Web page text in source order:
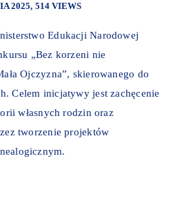
2025 514 VIEWS
Edukacji Narodowej
„Bez korzeni nie
Ojczyzna”, skierowanego do
Celem inicjatywy jest zachęcenie
własnych rodzin oraz
tworzenie projektów